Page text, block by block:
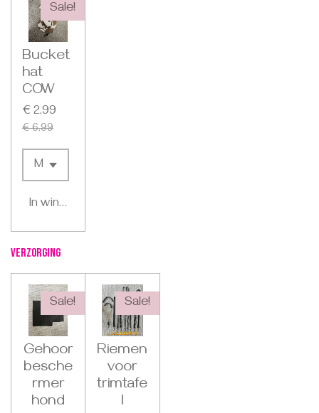
Sale!
Bucket
hat
COW
€ 2,99
€ 6,99
In winkelwagen
Verzorging
Sale!
Gehoor
besche
rmer
hond
Sale!
Riemen
voor
trimtafe
l